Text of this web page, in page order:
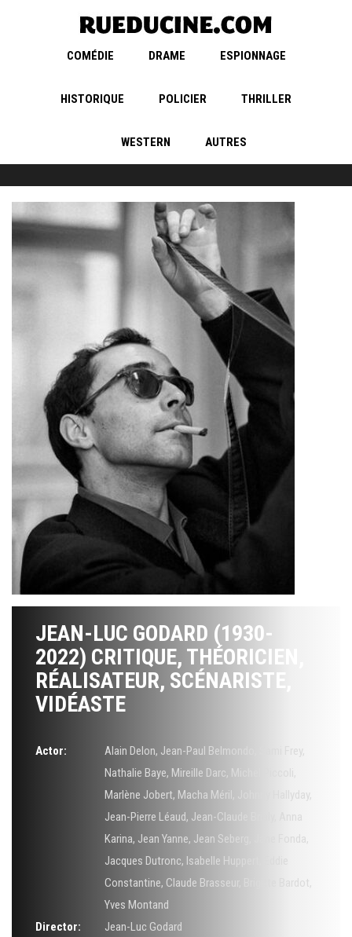
COMÉDIE DRAME ESPIONNAGE
HISTORIQUE POLICIER THRILLER
WESTERN AUTRES
JEAN-LUC GODARD (1930-
2022) CRITIQUE, THÉORICIEN,
RÉALISATEUR, SCÉNARISTE,
VIDÉASTE
Actor: Alain Delon, Jean-Paul Belmondo Sami Frey,
Nathalie Baye, Mireille Darc, Michel Piccoli
Marlène Jobert, Macha Méril, Johnny Hallyday,
Jean-Pierre Léaud, Jean-Claude Brialy
Anna
Karina, Jean Yanne, Jean Seberg Jane Fonda,
Jacques Dutronc, Isabelle Huppert
Constantine, Claude Brasseur Brigitte Bardot,
Yves Montand
Director:
Jean-Luc Godard